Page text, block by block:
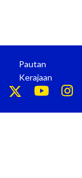
Pautan
Kerajaan